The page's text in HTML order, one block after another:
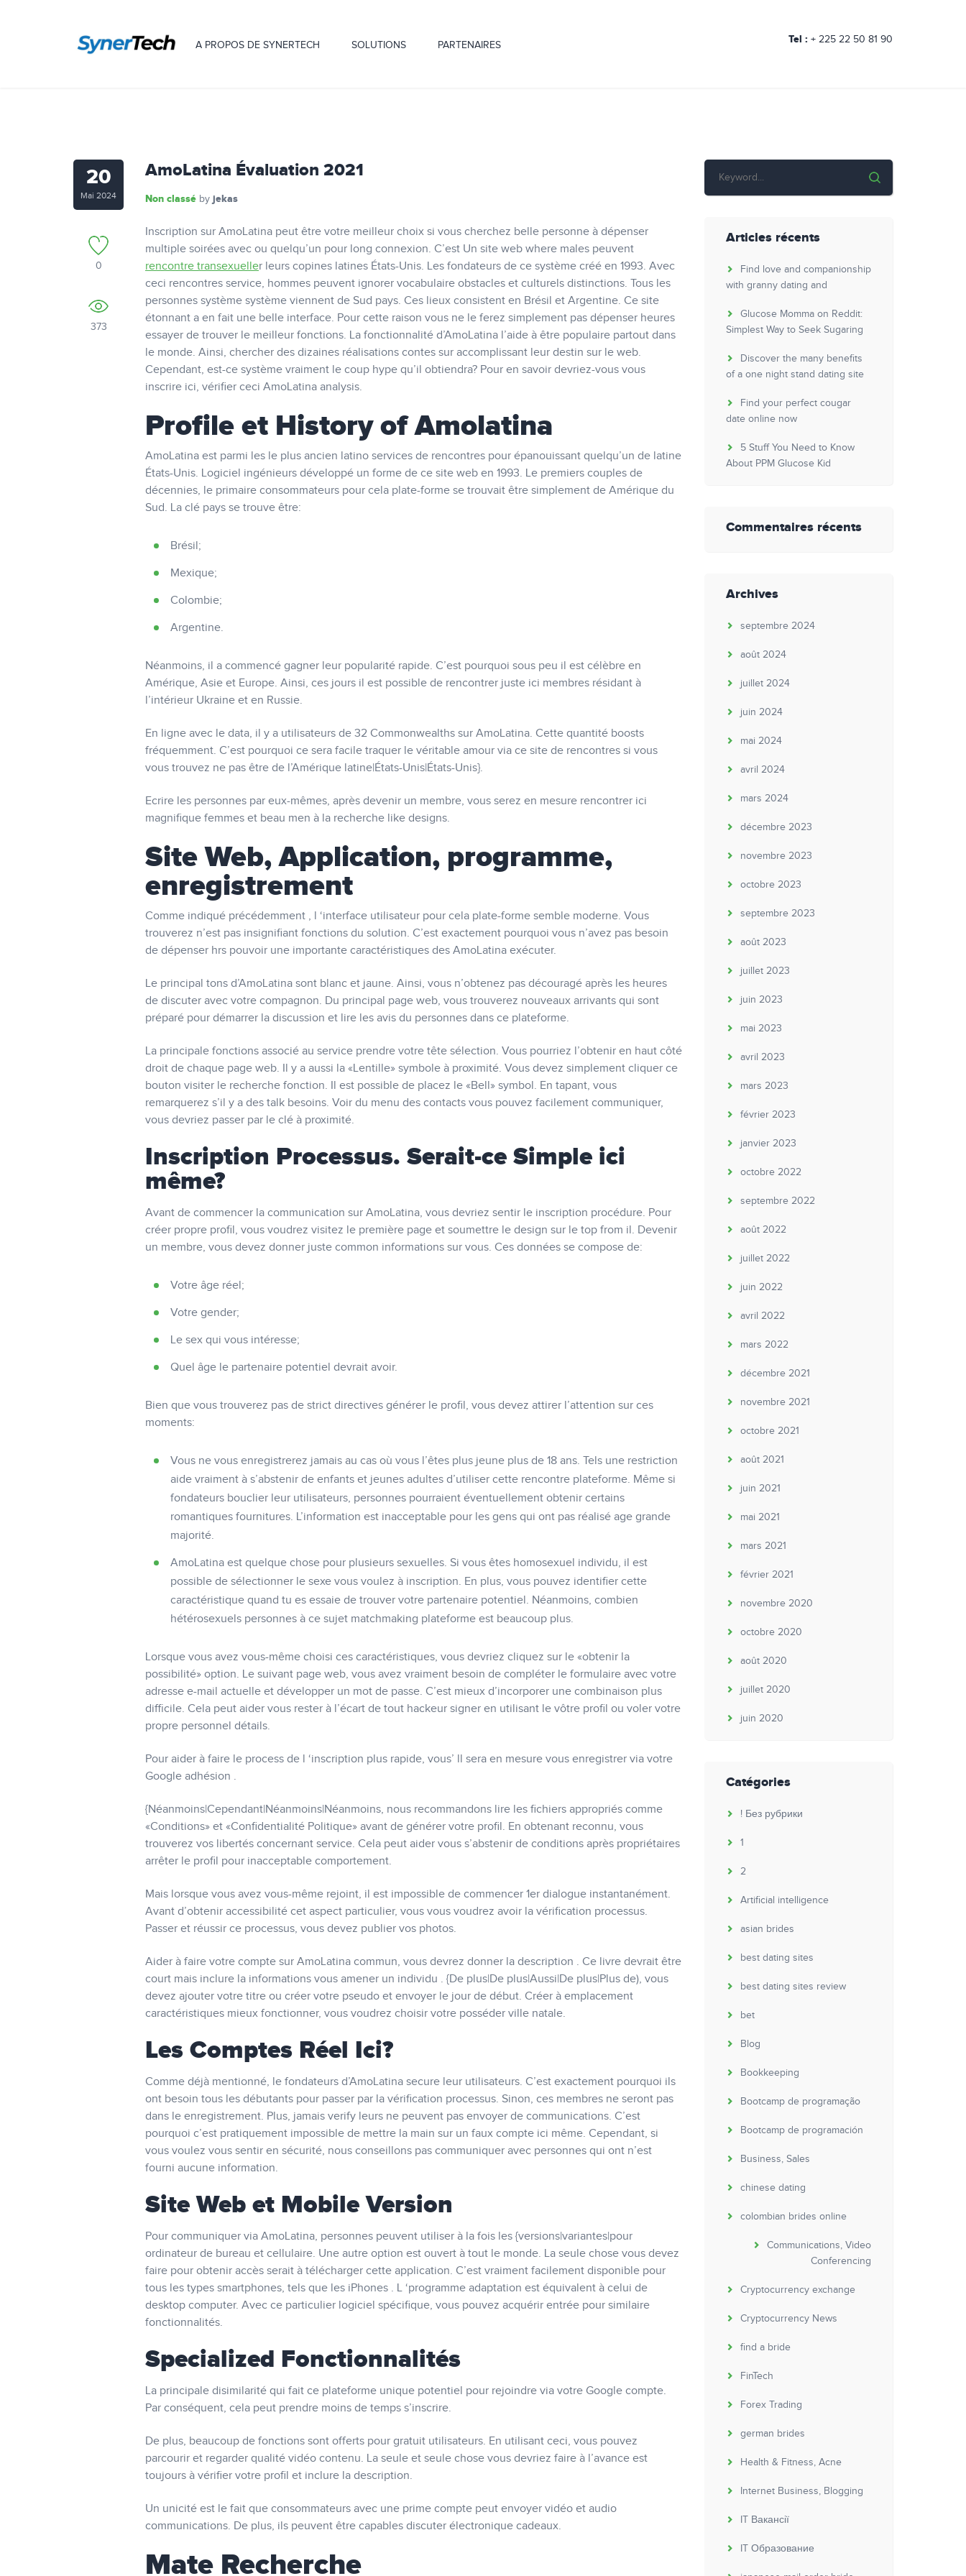
A PROPOS DE SYNERTECH SOLUTIONS PARTENAIRES Tel : + 225 22 50 81 90
20
Mai 2024
0
373
AmoLatina Évaluation 2021
Non classé by jekas
Inscription sur AmoLatina peut être votre meilleur choix si vous cherchez belle personne à dépenser
multiple soirées avec ou quelqu’un pour long connexion. C’est Un site web where males peuvent
rencontre transexueller leurs copines latines États-Unis. Les fondateurs de ce système créé en 1993. Avec
ceci rencontres service, hommes peuvent ignorer vocabulaire obstacles et culturels distinctions. Tous les
personnes système système viennent de Sud pays. Ces lieux consistent en Brésil et Argentine. Ce site
étonnant a en fait une belle interface. Pour cette raison vous ne le ferez simplement pas dépenser heures
essayer de trouver le meilleur fonctions. La fonctionnalité d’AmoLatina l’aide à être populaire partout dans
le monde. Ainsi, chercher des dizaines réalisations contes sur accomplissant leur destin sur le web.
Cependant, est-ce système vraiment le coup hype qu’il obtiendra? Pour en savoir devriez-vous vous
inscrire ici, vérifier ceci AmoLatina analysis.
Profile et History of Amolatina
AmoLatina est parmi les le plus ancien latino services de rencontres pour épanouissant quelqu’un de latine
États-Unis. Logiciel ingénieurs développé un forme de ce site web en 1993. Le premiers couples de
décennies, le primaire consommateurs pour cela plate-forme se trouvait être simplement de Amérique du
Sud. La clé pays se trouve être:
Brésil;
Mexique;
Colombie;
Argentine.
Néanmoins, il a commencé gagner leur popularité rapide. C’est pourquoi sous peu il est célèbre en
Amérique, Asie et Europe. Ainsi, ces jours il est possible de rencontrer juste ici membres résidant à
l’intérieur Ukraine et en Russie.
En ligne avec le data, il y a utilisateurs de 32 Commonwealths sur AmoLatina. Cette quantité boosts
fréquemment. C’est pourquoi ce sera facile traquer le véritable amour via ce site de rencontres si vous
vous trouvez ne pas être de l’Amérique latine|États-Unis|États-Unis}.
Ecrire les personnes par eux-mêmes, après devenir un membre, vous serez en mesure rencontrer ici
magnifique femmes et beau men à la recherche like designs.
Site Web, Application, programme,
enregistrement
Comme indiqué précédemment , l ‘interface utilisateur pour cela plate-forme semble moderne. Vous
trouverez n’est pas insignifiant fonctions du solution. C’est exactement pourquoi vous n’avez pas besoin
de dépenser hrs pouvoir une importante caractéristiques des AmoLatina exécuter.
Le principal tons d’AmoLatina sont blanc et jaune. Ainsi, vous n’obtenez pas découragé après les heures
de discuter avec votre compagnon. Du principal page web, vous trouverez nouveaux arrivants qui sont
préparé pour démarrer la discussion et lire les avis du personnes dans ce plateforme.
La principale fonctions associé au service prendre votre tête sélection. Vous pourriez l’obtenir en haut côté
droit de chaque page web. Il y a aussi la «Lentille» symbole à proximité. Vous devez simplement cliquer ce
bouton visiter le recherche fonction. Il est possible de placez le «Bell» symbol. En tapant, vous
remarquerez s’il y a des talk besoins. Voir du menu des contacts vous pouvez facilement communiquer,
vous devriez passer par le clé à proximité.
Inscription Processus. Serait-ce Simple ici
même?
Avant de commencer la communication sur AmoLatina, vous devriez sentir le inscription procédure. Pour
créer propre profil, vous voudrez visitez le première page et soumettre le design sur le top from il. Devenir
un membre, vous devez donner juste common informations sur vous. Ces données se compose de:
Votre âge réel;
Votre gender;
Le sex qui vous intéresse;
Quel âge le partenaire potentiel devrait avoir.
Bien que vous trouverez pas de strict directives générer le profil, vous devez attirer l’attention sur ces
moments:
Vous ne vous enregistrerez jamais au cas où vous l’êtes plus jeune plus de 18 ans. Tels une restriction
aide vraiment à s’abstenir de enfants et jeunes adultes d’utiliser cette rencontre plateforme. Même si
fondateurs bouclier leur utilisateurs, personnes pourraient éventuellement obtenir certains
romantiques fournitures. L’information est inacceptable pour les gens qui ont pas réalisé age grande
majorité.
AmoLatina est quelque chose pour plusieurs sexuelles. Si vous êtes homosexuel individu, il est
possible de sélectionner le sexe vous voulez à inscription. En plus, vous pouvez identifier cette
caractéristique quand tu es essaie de trouver votre partenaire potentiel. Néanmoins, combien
hétérosexuels personnes à ce sujet matchmaking plateforme est beaucoup plus.
Lorsque vous avez vous-même choisi ces caractéristiques, vous devriez cliquez sur le «obtenir la
possibilité» option. Le suivant page web, vous avez vraiment besoin de compléter le formulaire avec votre
adresse e-mail actuelle et développer un mot de passe. C’est mieux d’incorporer une combinaison plus
difficile. Cela peut aider vous rester à l’écart de tout hackeur signer en utilisant le vôtre profil ou voler votre
propre personnel détails.
Pour aider à faire le process de l ‘inscription plus rapide, vous’ ll sera en mesure vous enregistrer via votre
Google adhésion .
{Néanmoins|Cependant|Néanmoins|Néanmoins, nous recommandons lire les fichiers appropriés comme
«Conditions» et «Confidentialité Politique» avant de générer votre profil. En obtenant reconnu, vous
trouverez vos libertés concernant service. Cela peut aider vous s’abstenir de conditions après propriétaires
arrêter le profil pour inacceptable comportement.
Mais lorsque vous avez vous-même rejoint, il est impossible de commencer 1er dialogue instantanément.
Avant d’obtenir accessibilité cet aspect particulier, vous vous voudrez avoir la vérification processus.
Passer et réussir ce processus, vous devez publier vos photos.
Aider à faire votre compte sur AmoLatina commun, vous devrez donner la description . Ce livre devrait être
court mais inclure la informations vous amener un individu . {De plus|De plus|Aussi|De plus|Plus de), vous
devez ajouter votre titre ou créer votre pseudo et envoyer le jour de début. Créer à emplacement
caractéristiques mieux fonctionner, vous voudrez choisir votre posséder ville natale.
Les Comptes Réel Ici?
Comme déjà mentionné, le fondateurs d’AmoLatina secure leur utilisateurs. C’est exactement pourquoi ils
ont besoin tous les débutants pour passer par la vérification processus. Sinon, ces membres ne seront pas
dans le enregistrement. Plus, jamais verify leurs ne peuvent pas envoyer de communications. C’est
pourquoi c’est pratiquement impossible de mettre la main sur un faux compte ici même. Cependant, si
vous voulez vous sentir en sécurité, nous conseillons pas communiquer avec personnes qui ont n’est
fourni aucune information.
Site Web et Mobile Version
Pour communiquer via AmoLatina, personnes peuvent utiliser à la fois les {versions|variantes|pour
ordinateur de bureau et cellulaire. Une autre option est ouvert à tout le monde. La seule chose vous devez
faire pour obtenir accès serait à télécharger cette application. C’est vraiment facilement disponible pour
tous les types smartphones, tels que les iPhones . L ‘programme adaptation est équivalent à celui de
desktop computer. Avec ce particulier logiciel spécifique, vous pouvez acquérir entrée pour similaire
fonctionnalités.
Specialized Fonctionnalités
La principale disimilarité qui fait ce plateforme unique potentiel pour rejoindre via votre Google compte.
Par conséquent, cela peut prendre moins de temps s’inscrire.
De plus, beaucoup de fonctions sont offerts pour gratuit utilisateurs. En utilisant ceci, vous pouvez
parcourir et regarder qualité vidéo contenu. La seule et seule chose vous devriez faire à l’avance est
toujours à vérifier votre profil et inclure la description.
Un unicité est le fait que consommateurs avec une prime compte peut envoyer vidéo et audio
communications. De plus, ils peuvent être capables discuter électronique cadeaux.
Mate Recherche
Articles récents
Find love and companionship
with granny dating and
Glucose Momma on Reddit:
Simplest Way to Seek Sugaring
Discover the many benefits
of a one night stand dating site
Find your perfect cougar
date online now
5 Stuff You Need to Know
About PPM Glucose Kid
Commentaires récents
Archives
septembre 2024
août 2024
juillet 2024
juin 2024
mai 2024
avril 2024
mars 2024
décembre 2023
novembre 2023
octobre 2023
septembre 2023
août 2023
juillet 2023
juin 2023
mai 2023
avril 2023
mars 2023
février 2023
janvier 2023
octobre 2022
septembre 2022
août 2022
juillet 2022
juin 2022
avril 2022
mars 2022
décembre 2021
novembre 2021
octobre 2021
août 2021
juin 2021
mai 2021
mars 2021
février 2021
novembre 2020
octobre 2020
août 2020
juillet 2020
juin 2020
Catégories
! Без рубрики
1
2
Artificial intelligence
asian brides
best dating sites
best dating sites review
bet
Blog
Bookkeeping
Bootcamp de programação
Bootcamp de programación
Business, Sales
chinese dating
colombian brides online
Communications, Video
Conferencing
Cryptocurrency exchange
Cryptocurrency News
find a bride
FinTech
Forex Trading
german brides
Health & Fitness, Acne
Internet Business, Blogging
IT Вакансії
IT Образование